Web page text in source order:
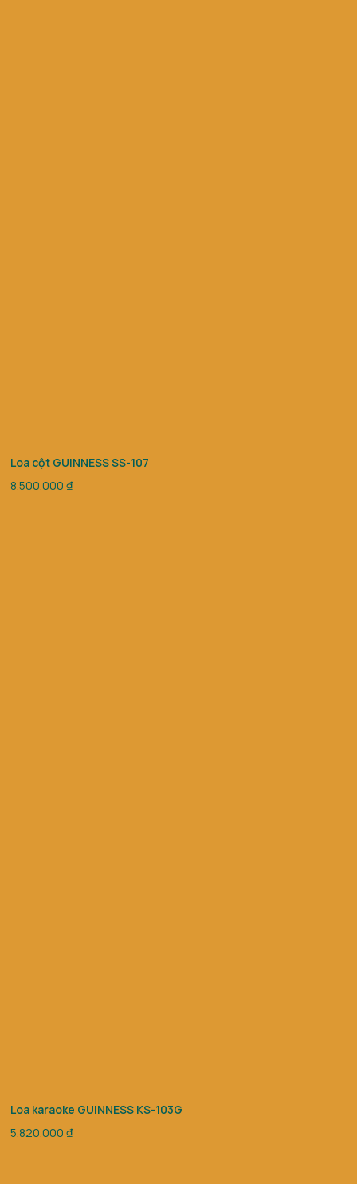
Loa cột GUINNESS SS-107
8.500.000 ₫
Loa karaoke GUINNESS KS-103G
5.820.000 ₫